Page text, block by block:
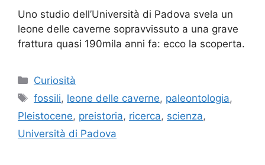
Uno studio dell’Università di Padova svela un
leone delle caverne sopravvissuto a una grave
frattura quasi 190mila anni fa: ecco la scoperta.
Categorie
Curiosità
Tag
fossili, leone delle caverne, paleontologia,
Pleistocene, preistoria, ricerca, scienza,
Università di Padova